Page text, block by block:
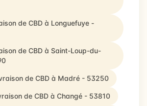
de CBD à Longuefuye -
de CBD à Saint-Loup-du-
de CBD à Madré - 53250
de CBD à Changé - 53810